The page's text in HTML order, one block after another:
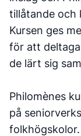
tillåtande och
Kursen ges
för att
de lärt sig
Philomènes
på
folkhögskolor.